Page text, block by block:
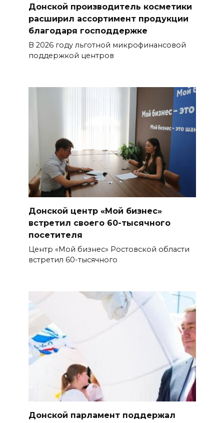
Донской производитель косметики
расширил ассортимент продукции
благодаря господдержке
В 2026 году льготной микрофинансовой
поддержкой центров
Донской центр «Мой бизнес»
встретил своего 60-тысячного
посетителя
Центр «Мой бизнес» Ростовской области
встретил 60-тысячного
Донской парламент поддержал